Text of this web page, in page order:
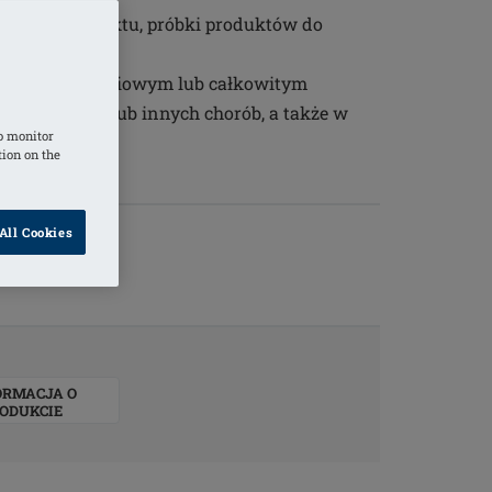
produktu, próbki produktów do
po częściowym lub całkowitym
raka piersi lub innych chorób, a także w
O
monitor
on the
Cookies